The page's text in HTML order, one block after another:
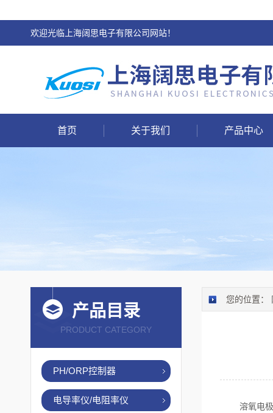
欢迎光临上海阔思电子有限公司网站！
首页 关于我们 产品中心
产品目录
PRODUCT CATEGORY
PH/ORP控制器
电导率仪/电阻率仪
您的位置：
溶氧电极是